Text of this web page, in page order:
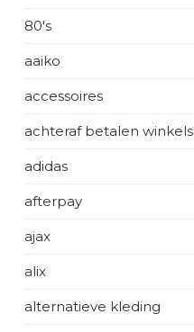
80's
aaiko
accessoires
achteraf betalen winkels
adidas
afterpay
ajax
alix
alternatieve kleding